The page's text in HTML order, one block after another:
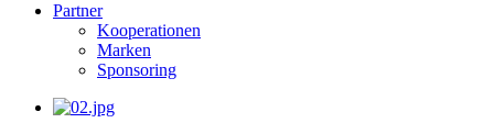
Partner
Kooperationen
Marken
Sponsoring